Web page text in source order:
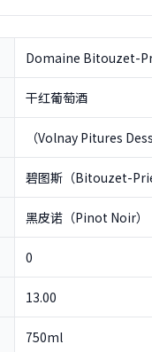
Domaine Bitouzet-
干红葡萄酒
（Volnay Pitures
碧图斯（Bitouzet-
黑皮诺（Pinot Noir）
0
13.00
750ml